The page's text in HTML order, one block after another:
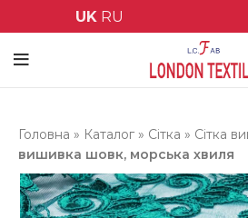
UK RU
Головна » Каталог » Сітка » Сітка
вишивка шовк, морська хвиля